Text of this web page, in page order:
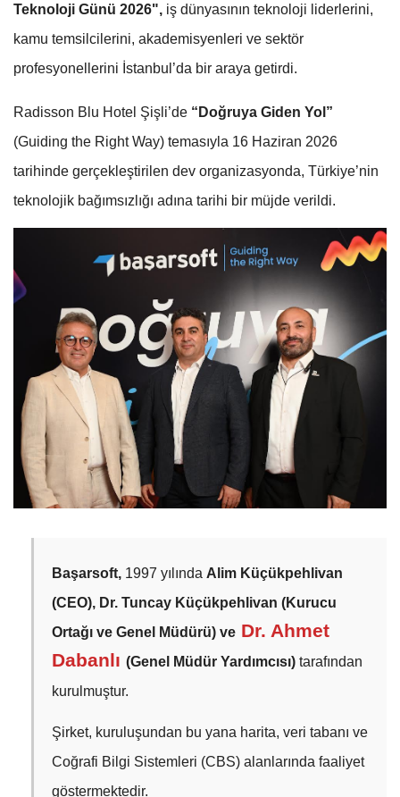
Teknoloji Günü 2026", iş dünyasının teknoloji liderlerini,
kamu temsilcilerini, akademisyenleri ve sektör
profesyonellerini İstanbul’da bir araya getirdi.
Radisson Blu Hotel Şişli’de “Doğruya Giden Yol”
(Guiding the Right Way) temasıyla 16 Haziran 2026
tarihinde gerçekleştirilen dev organizasyonda, Türkiye’nin
teknolojik bağımsızlığı adına tarihi bir müjde verildi.
Başarsoft, 1997 yılında Alim Küçükpehlivan
(CEO), Dr. Tuncay Küçükpehlivan (Kurucu
Ortağı ve Genel Müdürü) ve Dr. Ahmet
Dabanlı (Genel Müdür Yardımcısı) tarafından
kurulmuştur.
Şirket, kuruluşundan bu yana harita, veri tabanı ve
Coğrafi Bilgi Sistemleri (CBS) alanlarında faaliyet
göstermektedir.